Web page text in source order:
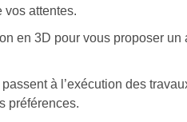
vos attentes.
en 3D pour vous proposer un
à l’exécution des
préférences.